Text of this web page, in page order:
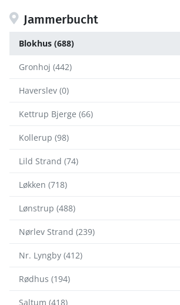
Jammerbucht
Blokhus (688)
Gronhoj (442)
Haverslev (0)
Kettrup Bjerge (66)
Kollerup (98)
Lild Strand (74)
Løkken (718)
Lønstrup (488)
Nørlev Strand (239)
Nr. Lyngby (412)
Rødhus (194)
Saltum (418)